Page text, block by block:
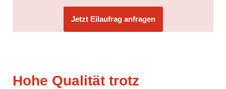
Jetzt Eilaufrag anfragen
Hohe Qualität trotz